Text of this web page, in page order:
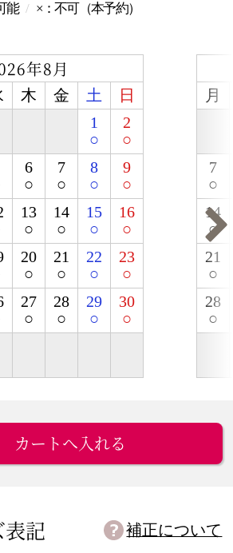
能 ×：不可（本予約）
年8月
木 金 土
日
1
○
2
○
6
○
7
○
8
○
9
○
13
○
14
○
15
○
16
○
20
○
21
○
22
○
23
○
27
○
28
○
29
○
30
○
月
7
○
14
○
21
○
28
○
カートへ入れる
記 補正について